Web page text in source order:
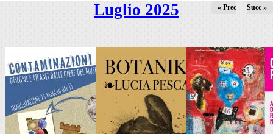
Luglio 2025 « Prec Succ »